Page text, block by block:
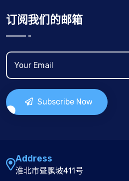
订阅我们的邮箱
Subscribe Now
Address
淮北市昼飘坡411号